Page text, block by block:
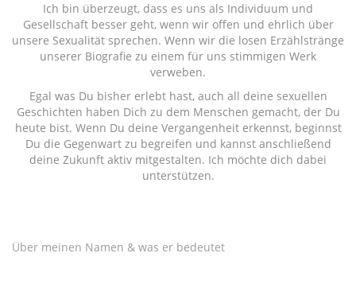
Ich bin überzeugt, dass es uns als Individuum und
Gesellschaft besser geht, wenn wir offen und ehrlich über
unsere Sexualität sprechen. Wenn wir die losen Erzählstränge
unserer Biografie zu einem für uns stimmigen Werk
verweben.
Egal was Du bisher erlebt hast, auch all deine sexuellen
Geschichten haben Dich zu dem Menschen gemacht, der Du
heute bist. Wenn Du deine Vergangenheit erkennst, beginnst
Du die Gegenwart zu begreifen und kannst anschließend
deine Zukunft aktiv mitgestalten. Ich möchte dich dabei
unterstützen.
Über meinen Namen & was er bedeutet